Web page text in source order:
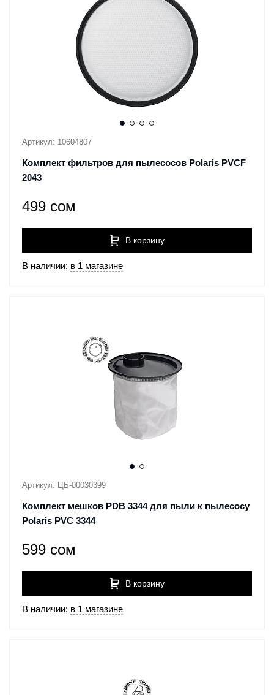
Артикул: 10604807
Комплект фильтров для пылесосов Polaris PVCF
2043
499 сом
В корзину
В наличии: в 1 магазине
Артикул: ЦБ-00030399
Комплект мешков PDB 3344 для пыли к пылесосу
Polaris PVC 3344
599 сом
В корзину
В наличии: в 1 магазине